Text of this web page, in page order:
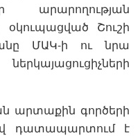
արարողության
Շուշի
ՄԱԿ-ի ու նրա
արտաքին գործերի
դատապարտում է